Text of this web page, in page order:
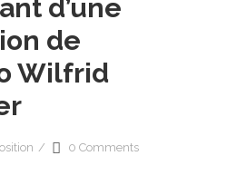
d’une
de
Wilfrid
0 Comments